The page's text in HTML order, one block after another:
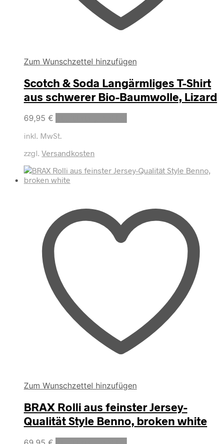
Zum Wunschzettel hinzufügen
Scotch & Soda Langärmliges T-Shirt
aus schwerer Bio-Baumwolle, Lizard
69,95 €
Die
der
Produktseite
gewählt
werden
inkl. MwSt.
zzgl. Versandkosten
Zum Wunschzettel hinzufügen
BRAX Rolli aus feinster Jersey-
Qualität Style Benno, broken white